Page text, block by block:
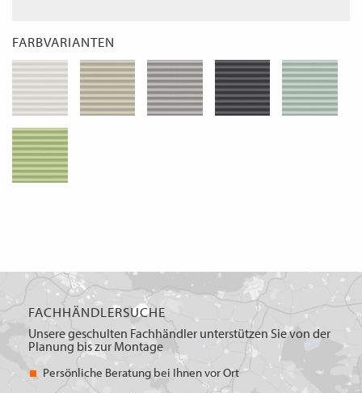
FARBVARIANTEN
FACHHÄNDLERSUCHE
Unsere geschulten Fachhändler unterstützen Sie von der
Planung bis zur Montage
Persönliche Beratung bei Ihnen vor Ort